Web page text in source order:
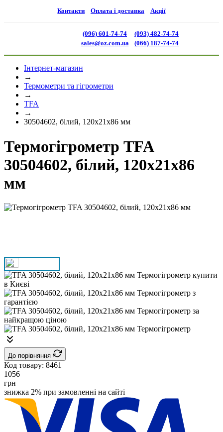
Контакти Оплата і доставка Акції
(096) 601-74-74
sales@oz.com.ua
(093) 482-74-74
(066) 187-74-74
Інтернет-магазин
→
Термометри та гігрометри
→
TFA
→
30504602, білий, 120x21x86 мм
Термогігрометр TFA
30504602, білий, 120x21x86
мм
До порівняння
Код товару: 8461
1056
грн
знижка 2% при замовленні на сайті